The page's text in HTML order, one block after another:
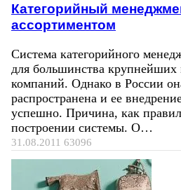
Категорийный
ассортиментом
Система категорийного
для большинства
компаний. Однако в России
распространена и ее
успешно. Причина, как
построении системы. О…
31.08.2011 63096